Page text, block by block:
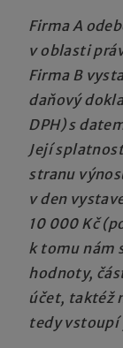
Firma A
v oblasti
Firma B
daňový
DPH) s
Její
stranu
v den
10 000 Kč
k tomu nám
hodnoty,
účet, taktéž
tedy vstoupí